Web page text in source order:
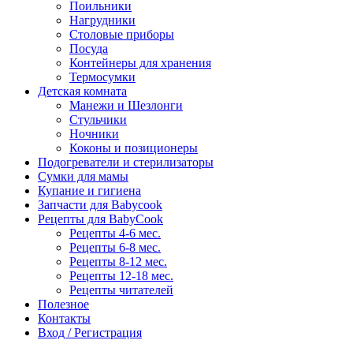
Поильники
Нагрудники
Столовые приборы
Посуда
Контейнеры для хранения
Термосумки
Детская комната
Манежи и Шезлонги
Стульчики
Ночники
Коконы и позиционеры
Подогреватели и стерилизаторы
Сумки для мамы
Купание и гигиена
Запчасти для Babycook
Рецепты для BabyCook
Рецепты 4-6 мес.
Рецепты 6-8 мес.
Рецепты 8-12 мес.
Рецепты 12-18 мес.
Рецепты читателей
Полезное
Контакты
Вход / Регистрация